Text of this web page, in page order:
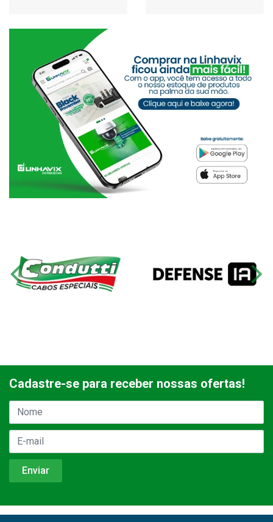
Cadastre-se para receber nossas ofertas!